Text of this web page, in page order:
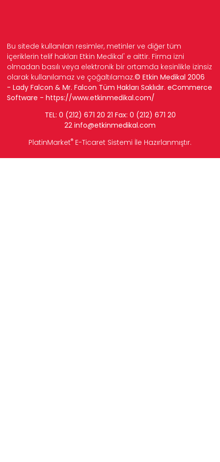
Bu sitede kullanılan resimler, metinler ve diğer tüm
içeriklerin telif hakları Etkin Medikal' e aittir. Firma izni
olmadan basılı veya elektronik bir ortamda kesinlikle izinsiz
olarak kullanılamaz ve çoğaltılamaz.© Etkin Medikal 2006
- Lady Falcon & Mr. Falcon Tüm Hakları Saklıdır. eCommerce
Software - https://www.etkinmedikal.com/
TEL: 0 (212) 671 20 21 Fax: 0 (212) 671 20
22 info@etkinmedikal.com
PlatinMarket® E-Ticaret Sistemi İle Hazırlanmıştır.